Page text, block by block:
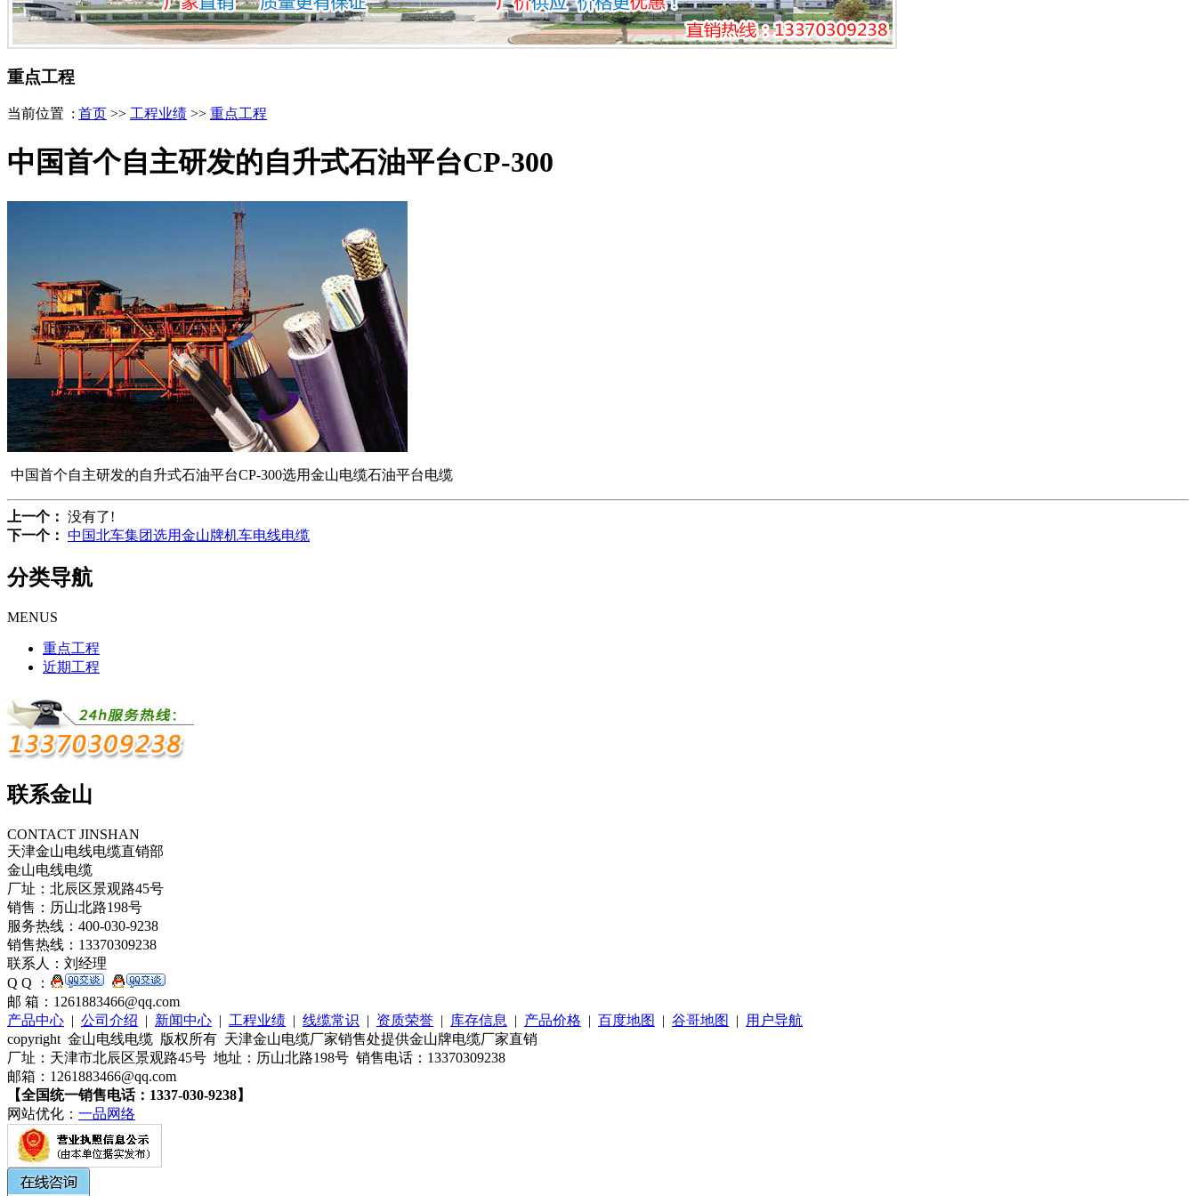
重点工程
当前位置 : 首页 >> 工程业绩 >> 重点工程
中国首个自主研发的自升式石油平台CP-300
中国首个自主研发的自升式石油平台CP-300选用金山电缆石油平台电缆
上一个： 没有了!
下一个： 中国北车集团选用金山牌机车电线电缆
分类导航
MENUS
重点工程
近期工程
联系金山
CONTACT JINSHAN
天津金山电线电缆直销部
金山电线电缆
厂址：北辰区景观路45号
销售：历山北路198号
服务热线：400-030-9238
销售热线：13370309238
联系人：刘经理
Q Q ：
邮 箱：1261883466@qq.com
产品中心 | 公司介绍 | 新闻中心 | 工程业绩 | 线缆常识 | 资质荣誉 | 库存信息 | 产品价格 | 百度地图 | 谷哥地图 |
用户导航
copyright 金山电线电缆 版权所有 天津金山电缆厂家销售处提供金山牌电缆厂家直销
厂址：天津市北辰区景观路45号 地址：历山北路198号 销售电话：13370309238
邮箱：1261883466@qq.com
【全国统一销售电话：1337-030-9238】
网站优化： 一品网络